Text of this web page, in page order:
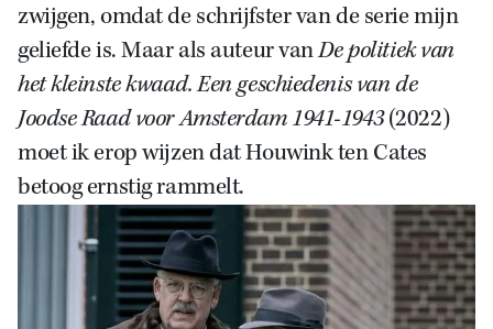
zwijgen, omdat de schrijfster van de serie mijn
geliefde is. Maar als auteur vanDe politiek van
het kleinste kwaad. Een geschiedenis van de
Joodse Raad voor Amsterdam 1941-1943(2022)
moet ik erop wijzen dat Houwink ten Cates
betoog ernstig rammelt.